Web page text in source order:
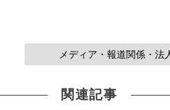
メディア・報道関係・
関連記事